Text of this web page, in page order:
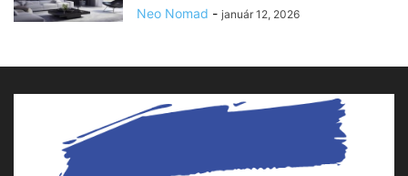
Neo Nomad - január 12, 2026